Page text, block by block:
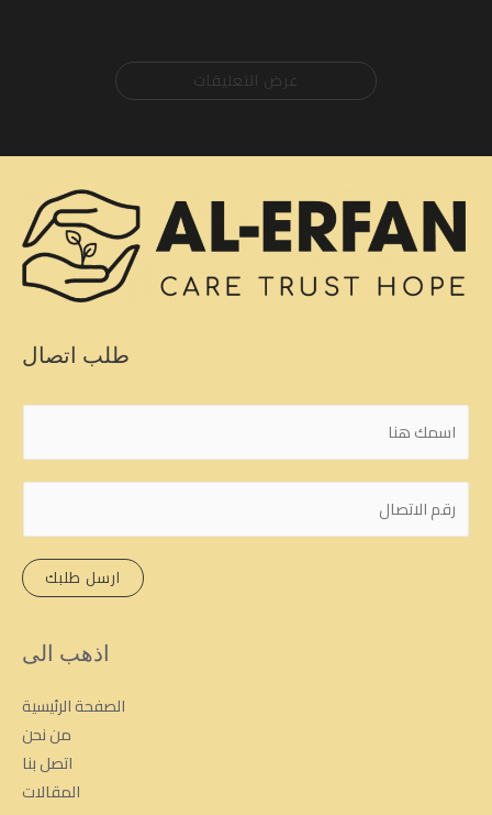
عرض التعليقات
طلب اتصال
ا
م
ارسل طلبك
اذهب الى
الصفحة الرئيسية
من نحن
اتصل بنا
المقالات